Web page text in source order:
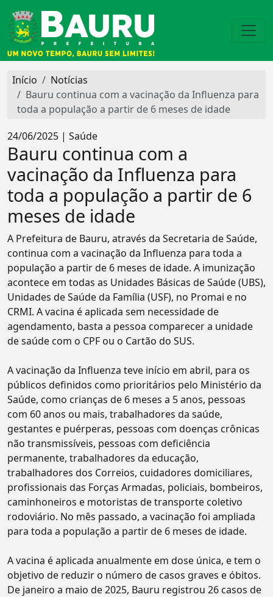
Início
Notícias
Bauru continua com a vacinação da Influenza para
toda a população a partir de 6 meses de idade
24/06/2025 | Saúde
Bauru continua com a
vacinação da Influenza para
toda a população a partir de 6
meses de idade
A Prefeitura de Bauru, através da Secretaria de Saúde,
continua com a vacinação da Influenza para toda a
população a partir de 6 meses de idade. A imunização
acontece em todas as Unidades Básicas de Saúde (UBS),
Unidades de Saúde da Família (USF), no Promai e no
CRMI. A vacina é aplicada sem necessidade de
agendamento, basta a pessoa comparecer a unidade
de saúde com o CPF ou o Cartão do SUS.
A vacinação da Influenza teve início em abril, para os
públicos definidos como prioritários pelo Ministério da
Saúde, como crianças de 6 meses a 5 anos, pessoas
com 60 anos ou mais, trabalhadores da saúde,
gestantes e puérperas, pessoas com doenças crônicas
não transmissíveis, pessoas com deficiência
permanente, trabalhadores da educação,
trabalhadores dos Correios, cuidadores domiciliares,
profissionais das Forças Armadas, policiais, bombeiros,
caminhoneiros e motoristas de transporte coletivo
rodoviário. No mês passado, a vacinação foi ampliada
para toda a população a partir de 6 meses de idade.
A vacina é aplicada anualmente em dose única, e tem o
objetivo de reduzir o número de casos graves e óbitos.
De janeiro a maio de 2025, Bauru registrou 26 casos de